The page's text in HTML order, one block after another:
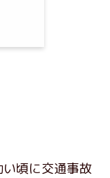
頃に交通事故